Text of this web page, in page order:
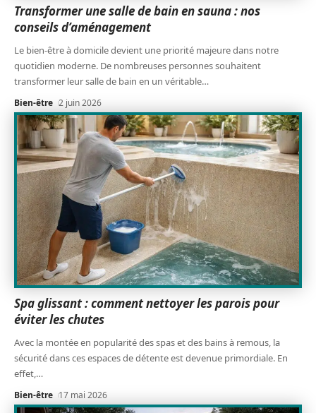
Transformer une salle de bain en sauna : nos
conseils d’aménagement
Le bien-être à domicile devient une priorité majeure dans notre
quotidien moderne. De nombreuses personnes souhaitent
transformer leur salle de bain en un véritable…
Bien-être 2 juin 2026
Spa glissant : comment nettoyer les parois pour
éviter les chutes
Avec la montée en popularité des spas et des bains à remous, la
sécurité dans ces espaces de détente est devenue primordiale. En
effet,…
Bien-être 17 mai 2026